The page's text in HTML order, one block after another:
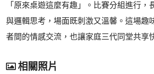
「原來桌遊這麼有趣」。比賽分組進行，
與邏輯思考，場面既刺激又溫馨。這場趣
者間的情感交流，也讓家庭三代同堂共享
相關照片